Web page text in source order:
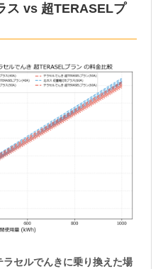
ス vs 超TERASELプ
ラセルでんきに乗り換えた場